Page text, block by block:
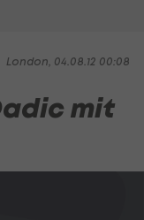
London, 04.08.12 00:08
mit